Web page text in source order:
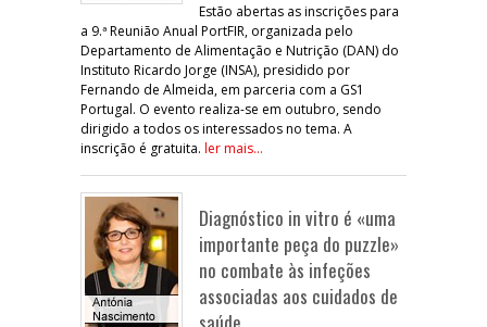
Estão abertas as inscrições para
a 9.ª Reunião Anual PortFIR, organizada pelo
Departamento de Alimentação e Nutrição (DAN) do
Instituto Ricardo Jorge (INSA), presidido por
Fernando de Almeida, em parceria com a GS1
Portugal. O evento realiza-se em outubro, sendo
dirigido a todos os interessados no tema. A
inscrição é gratuita. ler mais...
Diagnóstico in vitro é «uma
importante peça do puzzle»
no combate às infeções
associadas aos cuidados de